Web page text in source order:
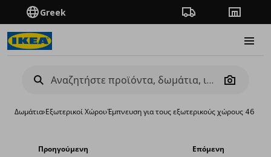
Greek Πορεία παραγγελίας
Camera
Δωμάτια›Εξωτερικοί Χώροι›Έμπνευση για τους εξωτερικούς χώρους 46
Προηγούμενη Επόμενη